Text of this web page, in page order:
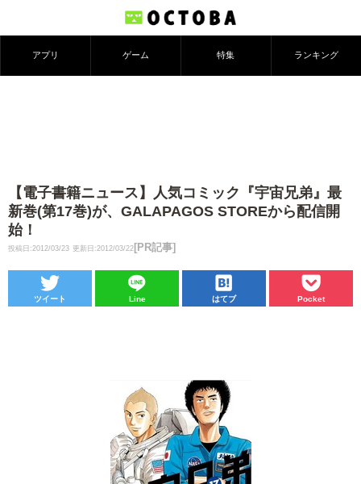
アプリ ゲーム 特集 ランキング
【電子書籍ニュース】人気コミック『宇宙兄弟』最
新巻(第17巻)が、GALAPAGOS STOREから配信開
始！
投稿日:2012/03/23 更新日:2012/03/22 [PR記事]
ツイート Line はてブ Pocket